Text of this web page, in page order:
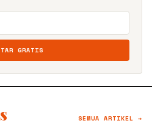
GRATIS
SEMUA ARTIKEL →